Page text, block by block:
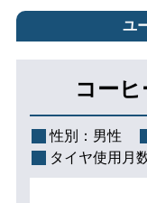
ユ
コーヒ
性別： 男性
タイヤ使用月